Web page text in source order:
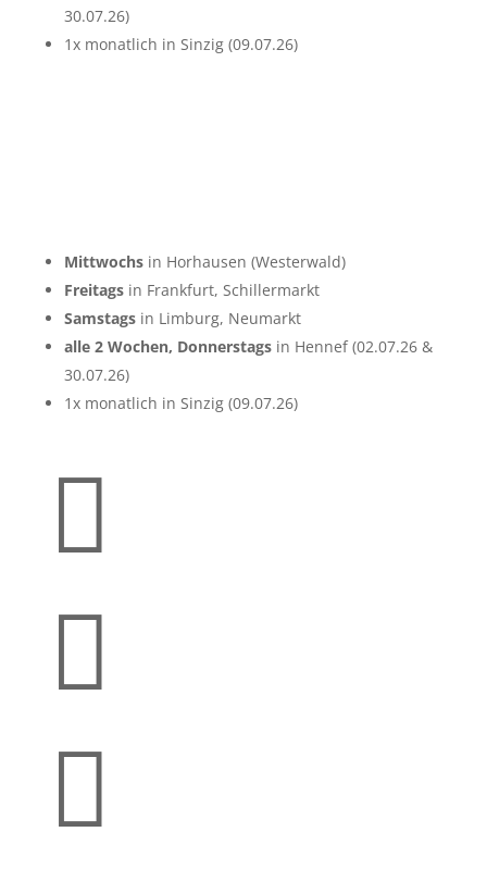
30.07.26)
1x monatlich in Sinzig (09.07.26)
Mittwochsin Horhausen (Westerwald)
Freitagsin Frankfurt, Schillermarkt
Samstagsin Limburg, Neumarkt
alle 2 Wochen, Donnerstagsin Hennef (02.07.26 &
30.07.26)
1x monatlich in Sinzig (09.07.26)


